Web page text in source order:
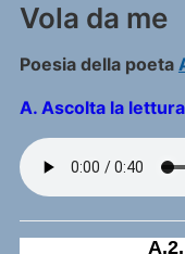
Vola da me
Poesia della poeta
A. Ascolta la